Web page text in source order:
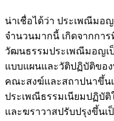
น่าเชื่อได้ว่า ประเพณีมอ
จำนวนมากนี้ เกิดจากกา
วัฒนธรรมประเพณีมอญเ
แบบแผนและวัติปฏิบัติขอ
คณะสงฆ์และสถาปนาขึ้น
ประเพณีธรรมเนียมปฏิบัติ